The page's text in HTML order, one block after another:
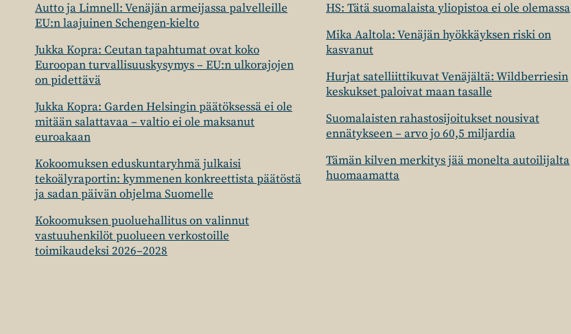
Autto ja Limnell: Venäjän armeijassa palvelleille
EU:n laajuinen Schengen-kielto
Jukka Kopra: Ceutan tapahtumat ovat koko
Euroopan turvallisuuskysymys – EU:n ulkorajojen
on pidettävä
Jukka Kopra: Garden Helsingin päätöksessä ei ole
mitään salattavaa – valtio ei ole maksanut
euroakaan
Kokoomuksen eduskuntaryhmä julkaisi
tekoälyraportin: kymmenen konkreettista päätöstä
ja sadan päivän ohjelma Suomelle
Kokoomuksen puoluehallitus on valinnut
vastuuhenkilöt puolueen verkostoille
toimikaudeksi 2026–2028
HS: Tätä suomalaista yliopistoa ei ole olemassa
Mika Aaltola: Venäjän hyökkäyksen riski on
kasvanut
Hurjat satelliittikuvat Venäjältä: Wildberriesin
keskukset paloivat maan tasalle
Suomalaisten rahastosijoitukset nousivat
ennätykseen – arvo jo 60,5 miljardia
Tämän kilven merkitys jää monelta autoilijalta
huomaamatta